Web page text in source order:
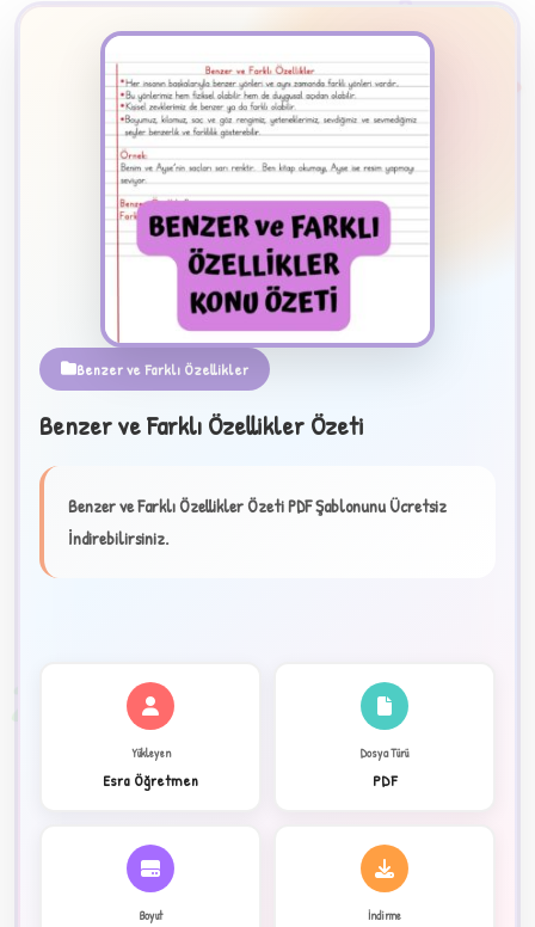
✧
Benzer ve Farklı Özellikler
Benzer ve Farklı Özellikler Özeti
Benzer ve Farklı Özellikler Özeti PDF Şablonunu Ücretsiz
İndirebilirsiniz.
Yükleyen
Esra Öğretmen
Dosya Türü
PDF
Boyut İndirme
★